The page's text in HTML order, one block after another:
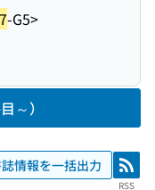
-G5>
～）
情報を一括出力 RSS
RSS